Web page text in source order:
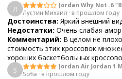
Л
Jordan Why Not .6
Лустин Михаил · в прошлом году
Достоинства: Яркий внешний
Недостатки: Очень слабая
Комментарий: В целом не
стоимость этих кроссовок
хороших баскетбольных
S
Jordan Air Jordan 1
Sofia · в прошлом году